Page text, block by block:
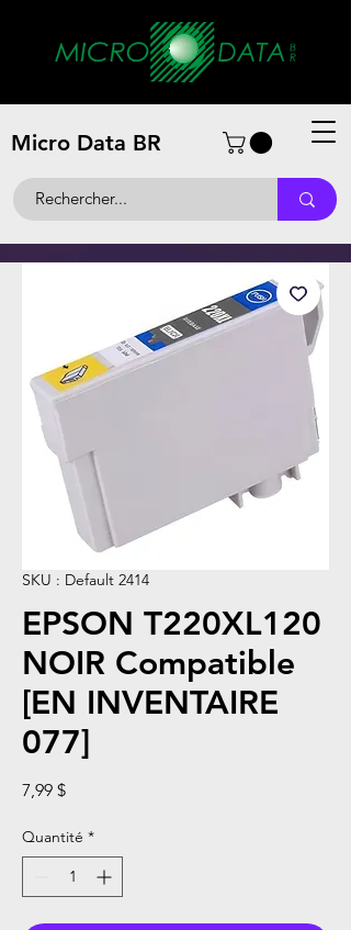
Micro Data BR
SKU : Default 2414
EPSON T220XL120
NOIR Compatible
[EN INVENTAIRE
077]
7,99 $Prix
Quantité *